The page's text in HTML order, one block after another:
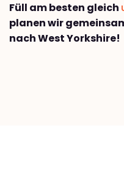
Füll am besten gleich
planen wir
nach West Yorkshire!